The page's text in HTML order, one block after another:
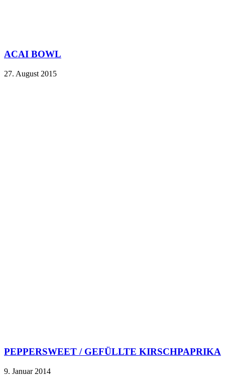
ACAI BOWL
27. August 2015
PEPPERSWEET / GEFÜLLTE KIRSCHPAPRIKA
9. Januar 2014